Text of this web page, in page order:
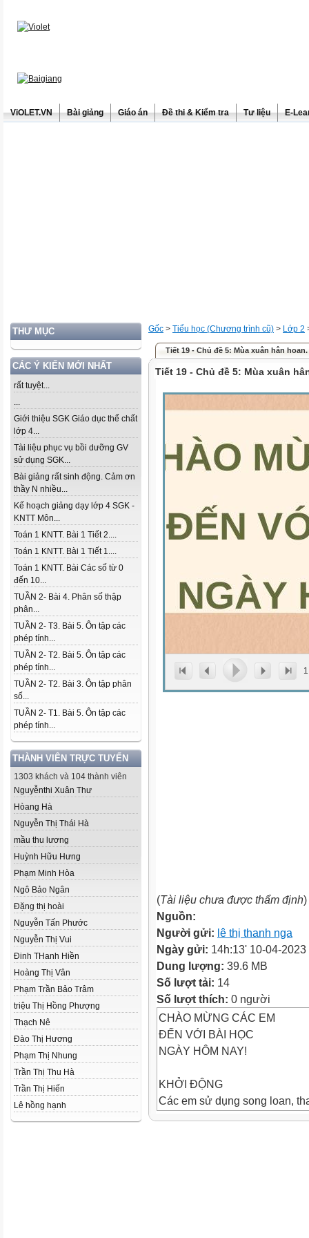
ViOLET.VN Bài giảng Giáo án Đề thi & Kiểm tra Tư liệu E-
THƯ MỤC
CÁC Ý KIẾN MỚI NHẤT
rất tuyệt...
...
Giới thiệu SGK Giáo dục thể chất
lớp 4...
Tài liệu phục vụ bồi dưỡng GV
sử dụng SGK...
Bài giảng rất sinh động. Cảm ơn
thầy N nhiều...
Kế hoạch giảng dạy lớp 4 SGK -
KNTT Môn...
Toán 1 KNTT. Bài 1 Tiết 2....
Toán 1 KNTT. Bài 1 Tiết 1....
Toán 1 KNTT. Bài Các số từ 0
đến 10...
TUẦN 2- Bài 4. Phân số thập
phân...
TUẦN 2- T3. Bài 5. Ôn tập các
phép tính...
TUẦN 2- T2. Bài 5. Ôn tập các
phép tính...
TUẦN 2- T2. Bài 3. Ôn tập phân
số...
TUẦN 2- T1. Bài 5. Ôn tập các
phép tính...
THÀNH VIÊN TRỰC TUYẾN
1303 khách và 104 thành viên
Nguyễnthi Xuân Thư
Hòang Hà
Nguyễn Thị Thái Hà
mầu thu lương
Huỳnh Hữu Hưng
Phạm Minh Hòa
Ngô Bảo Ngân
Đặng thị hoài
Nguyễn Tấn Phước
Nguyễn Thị Vui
Đinh THanh Hiền
Hoàng Thị Vân
Phạm Trần Bảo Trâm
triệu Thị Hồng Phượng
Thạch Nê
Đào Thị Hương
Phạm Thị Nhung
Trần Thị Thu Hà
Trần Thị Hiến
Lê hồng hạnh
Gốc > Tiểu học (Chương trình cũ) > Lớp 2
Tiết 19 - Chủ đề 5: Mùa xuân hân hoan.
Tiết 19 - Chủ đề 5: Mùa xuân
1
(Tài liệu chưa được thẩm định)
Nguồn:
Người gửi: lê thị thanh nga
Ngày gửi: 14h:13' 10-04-2023
Dung lượng: 39.6 MB
Số lượt tải: 14
Số lượt thích: 0 người
CHÀO MỪNG CÁC EM
ĐẾN VỚI BÀI HỌC
NGÀY HÔM NAY!
KHỞI ĐỘNG
Các em sử dụng song loan,